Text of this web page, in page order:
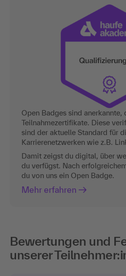
Open Badges sind anerkannte,
Teilnahmezertifikate. Diese
sind der aktuelle Standard für
Karrierenetzwerken wie z.B.
Damit zeigst du digital, über
du verfügst. Nach
du von uns ein Open Badge.
Mehr erfahren
Bewertungen und
unserer